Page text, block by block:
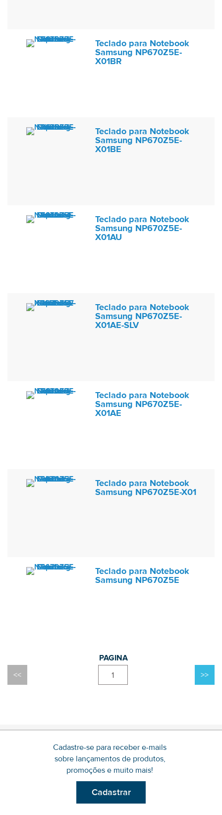
Teclado para Notebook
Samsung NP670Z5E-
X01BR
Teclado para Notebook
Samsung NP670Z5E-
X01BE
Teclado para Notebook
Samsung NP670Z5E-
X01AU
Teclado para Notebook
Samsung NP670Z5E-
X01AE-SLV
Teclado para Notebook
Samsung NP670Z5E-
X01AE
Teclado para Notebook
Samsung NP670Z5E-X01
Teclado para Notebook
Samsung NP670Z5E
1
Cadastre-se para receber e-mails
sobre lançamentos de produtos,
promoções e muito mais!
Cadastrar